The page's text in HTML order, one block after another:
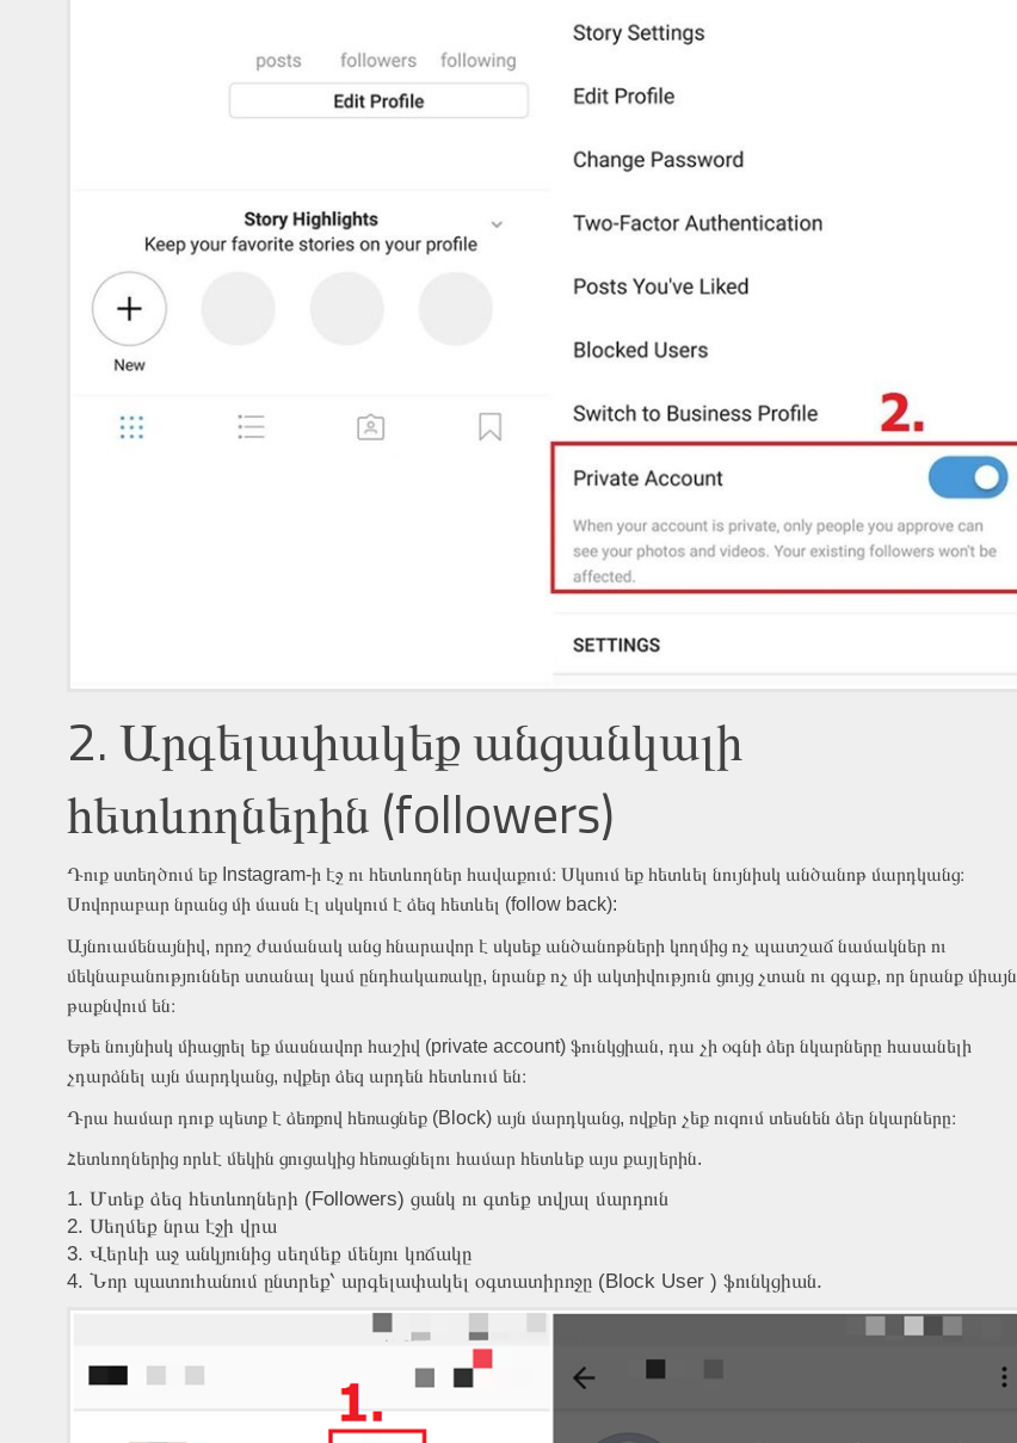
2. Արգելափակեք անցանկալի
հետևողներին (followers)
Դուք ստեղծում եք Instagram-ի էջ ու հետևողներ հավաքում։ Սկսում եք հետևել նույնիսկ անծանոթ մարդկանց։
Սովորաբար նրանց մի մասն էլ սկսկում է ձեզ հետևել (follow back):
Այնուամենայնիվ, որոշ ժամանակ անց հնարավոր է սկսեք անծանոթների կողմից ոչ պատշաճ նամակներ ու
մեկնաբանություններ ստանալ կամ ընդհակառակը, նրանք ոչ մի ակտիվություն ցույց չտան ու զգաք, որ նրանք միայն
թաքնվում են։
Եթե նույնիսկ միացրել եք մասնավոր հաշիվ (private account) ֆունկցիան, դա չի օգնի ձեր նկարները հասանելի
չդարձնել այն մարդկանց, ովքեր ձեզ արդեն հետևում են։
Դրա համար դուք պետք է ձեռքով հեռացնեք (Block) այն մարդկանց, ովքեր չեք ուզում տեսնեն ձեր նկարները։
Հետևողներից որևէ մեկին ցուցակից հեռացնելու համար հետևեք այս քայլերին.
Մտեք ձեզ հետևողների (Followers) ցանկ ու գտեք տվյալ մարդուն
Սեղմեք նրա էջի վրա
Վերևի աջ անկյունից սեղմեք մենյու կոճակը
Նոր պատուհանում ընտրեք՝ արգելափակել օգտատիրոջը (Block User ) ֆունկցիան.